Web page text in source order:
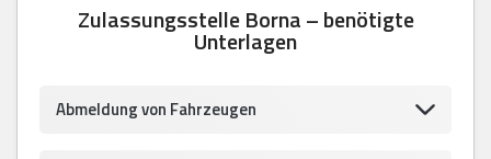
Zulassungsstelle Borna – benötigte
Unterlagen
Abmeldung von Fahrzeugen